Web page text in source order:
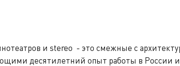
и stereo - это смежные с
десятилетний опыт работы в России